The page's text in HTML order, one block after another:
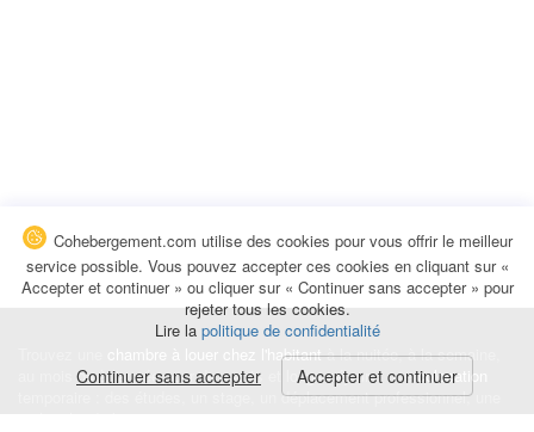
chambre à louer chez l'habitantà la nuitée, à la semaine,
au mois ou à l'année pour de courts et longs séjours, unecolocation
temporaire : des études, un stage, un déplacement professionnel, une
Cohebergement.com utilise des cookies pour vous offrir le meilleur
service possible. Vous pouvez accepter ces cookies en cliquant sur «
Accepter et continuer » ou cliquer sur « Continuer sans accepter » pour
rejeter tous les cookies.
Lire la politique de confidentialité
Continuer sans accepter Accepter et continuer